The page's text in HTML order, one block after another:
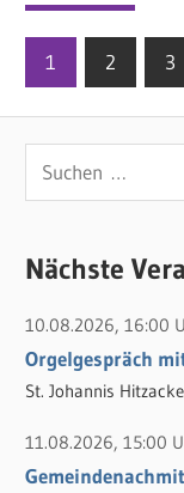
der
Beiträge
1 2 3
u
h
n
n
a
c
h
Nächste
10.08.2026, 16:00
Orgelgespräch
St. Johannis
11.08.2026, 15:00